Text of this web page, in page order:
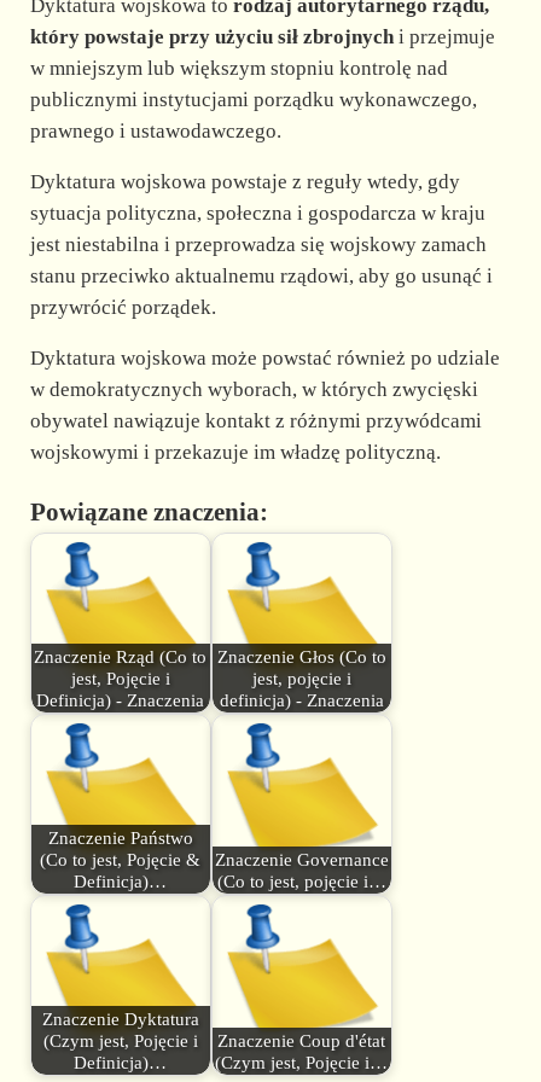
Dyktatura wojskowa to rodzaj autorytarnego rządu,
który powstaje przy użyciu sił zbrojnychi przejmuje
w mniejszym lub większym stopniu kontrolę nad
publicznymi instytucjami porządku wykonawczego,
prawnego i ustawodawczego.
Dyktatura wojskowa powstaje z reguły wtedy, gdy
sytuacja polityczna, społeczna i gospodarcza w kraju
jest niestabilna i przeprowadza się wojskowy zamach
stanu przeciwko aktualnemu rządowi, aby go usunąć i
przywrócić porządek.
Dyktatura wojskowa może powstać również po udziale
w demokratycznych wyborach, w których zwycięski
obywatel nawiązuje kontakt z różnymi przywódcami
wojskowymi i przekazuje im władzę polityczną.
Powiązane znaczenia:
Znaczenie Rząd (Co to
jest, Pojęcie i
Definicja) - Znaczenia
Znaczenie Głos (Co to
jest, pojęcie i
definicja) - Znaczenia
Znaczenie Państwo
(Co to jest, Pojęcie &
Definicja)…
Znaczenie Governance
(Co to jest, pojęcie i…
Znaczenie Dyktatura
(Czym jest, Pojęcie i
Definicja)…
Znaczenie Coup d'état
(Czym jest, Pojęcie i…